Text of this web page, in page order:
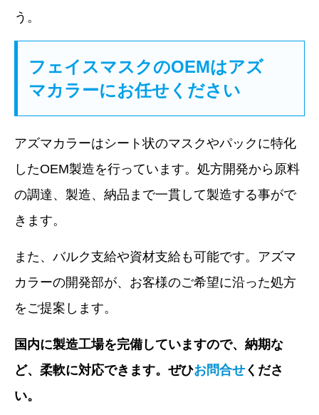
う。
フェイスマスクのOEMはアズ
マカラーにお任せください
アズマカラーはシート状のマスクやパックに特化
したOEM製造を行っています。処方開発から原料
の調達、製造、納品まで一貫して製造する事がで
きます。
また、バルク支給や資材支給も可能です。アズマ
カラーの開発部が、お客様のご希望に沿った処方
をご提案します。
国内に製造工場を完備していますので、納期な
ど、柔軟に対応できます。ぜひお問合せ くださ
い。